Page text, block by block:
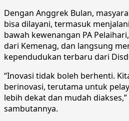
Dengan Anggrek Bulan,
bisa dilayani, termasuk
bawah kewenangan PA
dari Kemenag, dan langsung
kependudukan terbaru dari
“Inovasi tidak boleh berhenti.
berinovasi, terutama untuk
lebih dekat dan mudah
sambutannya.